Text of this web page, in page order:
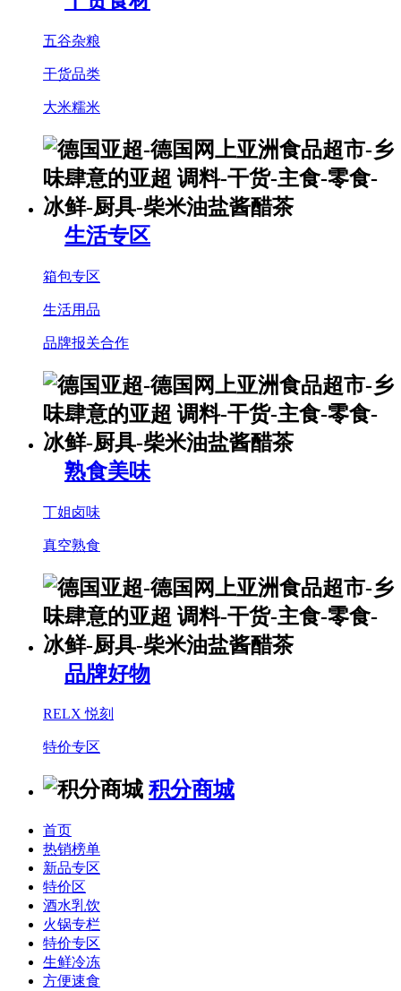
五谷杂粮
干货品类
大米糯米
生活专区
箱包专区
生活用品
品牌报关合作
熟食美味
丁姐卤味
真空熟食
品牌好物
RELX 悦刻
特价专区
积分商城
首页
热销榜单
新品专区
特价区
酒水乳饮
火锅专栏
特价专区
生鲜冷冻
方便速食